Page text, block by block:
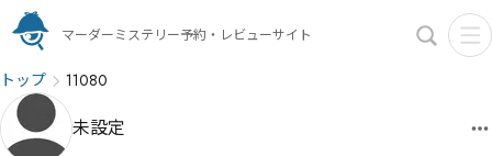
マーダーミステリー予約・レビューサイト
トップ 11080
未設定